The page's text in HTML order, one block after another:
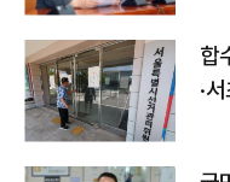
합
·